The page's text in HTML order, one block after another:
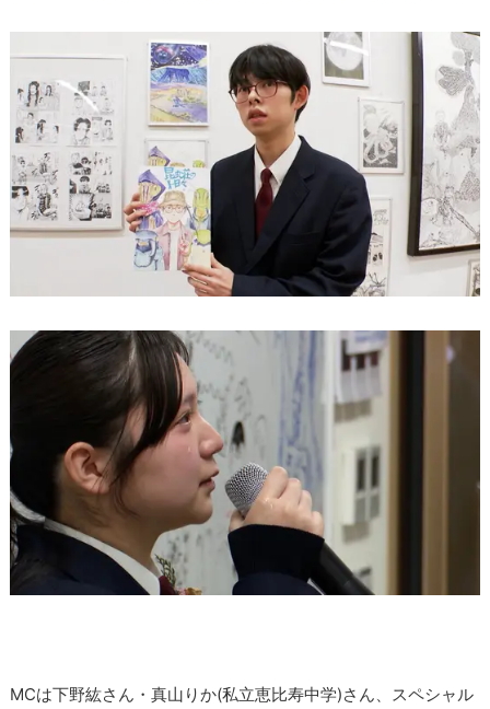
MCは下野紘さん・真山りか(私立恵比寿中学)さん、スペシャル